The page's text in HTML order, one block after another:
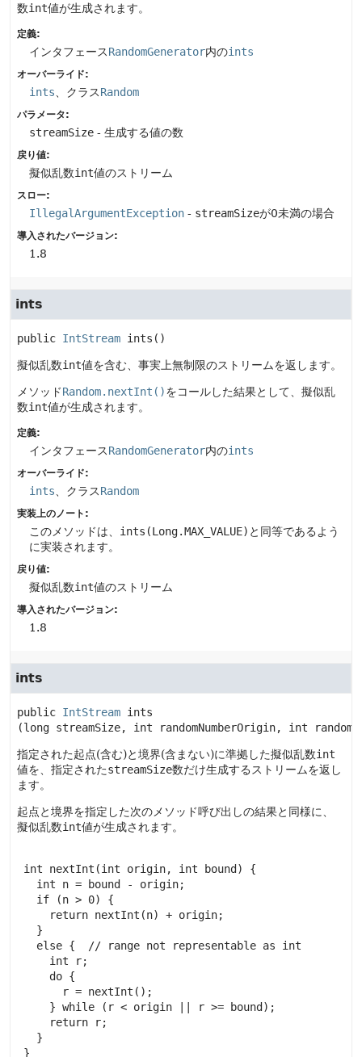
数int値が生成されます。
定義:
インタフェースRandomGenerator内のints
オーバーライド:
ints 、クラスRandom
パラメータ:
streamSize - 生成する値の数
戻り値:
擬似乱数int値のストリーム
スロー:
IllegalArgumentException - streamSizeが0未満の場合
導入されたバージョン:
1.8
ints
public IntStream ints ()
擬似乱数int値を含む、事実上無制限のストリームを返します。
メソッドRandom.nextInt()をコールした結果として、擬似乱
数int値が生成されます。
定義:
インタフェースRandomGenerator内のints
オーバーライド:
ints 、クラスRandom
実装上のノート:
このメソッドは、 ints(Long.MAX_VALUE) と同等であるよう
に実装されます。
戻り値:
擬似乱数int値のストリーム
導入されたバージョン:
1.8
ints
public IntStream ints
(long streamSize, int randomNumberOrigin, int
指定された起点(含む)と境界(含まない)に準拠した擬似乱数int
値を、指定されたstreamSize数だけ生成するストリームを返し
ます。
起点と境界を指定した次のメソッド呼び出しの結果と同様に、
擬似乱数int値が生成されます。
int nextInt(int origin, int bound) {
   int n = bound - origin;
   if (n > 0) {
     return nextInt(n) + origin;
   }
   else {  // range not representable as int
     int r;
     do {
       r = nextInt();
     } while (r < origin || r >= bound);
     return r;
   }
}